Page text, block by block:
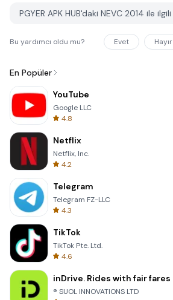
Bu yardımcı oldu mu? Evet Hayır
En Popüler
YouTube
Google LLC
4.8
Netflix
Netflix, Inc.
4.2
Telegram
Telegram FZ-LLC
4.3
TikTok
TikTok Pte. Ltd.
4.6
inDrive. Rides with fair fares
® SUOL INNOVATIONS LTD